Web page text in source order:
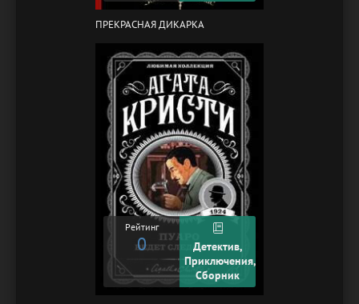
ПРЕКРАСНАЯ ДИКАРКА
Рейтинг
0
Детектив,
Приключения,
Сборник